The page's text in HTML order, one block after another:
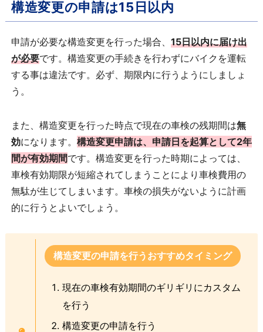
構造変更の申請は15日以内
申請が必要な構造変更を行った場合、 15日以内に届け出
が必要です。構造変更の手続きを行わずにバイクを運転
する事は違法です。必ず、期限内に行うようにしましょ
う。
また、構造変更を行った時点で現在の車検の残期間は無
効になります。 構造変更申請は、申請日を起算として2年
間が有効期間です。構造変更を行った時期によっては、
車検有効期限が短縮されてしまうことにより車検費用の
無駄が生じてしまいます。車検の損失がないように計画
的に行うとよいでしょう。
構造変更の申請を行うおすすめタイミング
現在の車検有効期間のギリギリにカスタム
を行う
構造変更の申請を行う